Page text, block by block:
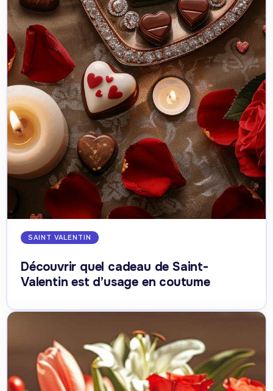
SAINT VALENTIN
Découvrir quel cadeau de Saint-
Valentin est d’usage en coutume